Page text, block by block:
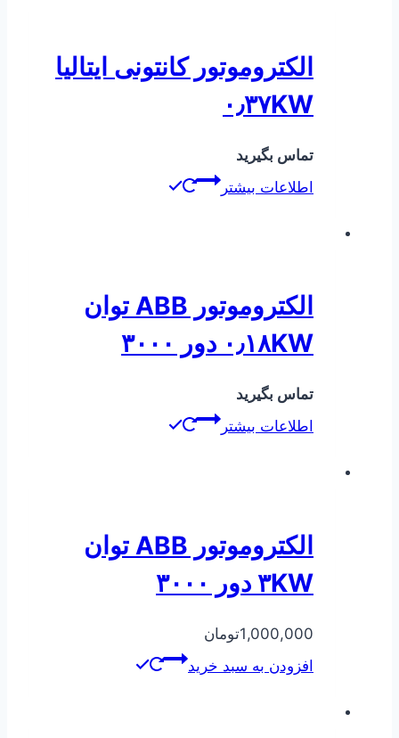
الکتروموتور کانتونی ایتالیا
۰٫۳۷KW
تماس بگیرید
اطلاعات بیشتر
الکتروموتور ABB توان
۰٫۱۸KW دور ۳۰۰۰
تماس بگیرید
اطلاعات بیشتر
الکتروموتور ABB توان
۳KW دور ۳۰۰۰
1,000,000تومان
افزودن به سبد خرید